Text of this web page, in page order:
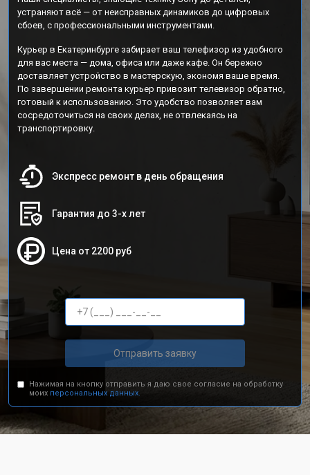
устраняют всё — от неисправных динамиков до цифровых
сбоев, с профессиональными инструментами.
Курьер в Екатеринбурге забирает ваш телефизор из удобного
для вас места — дома, офиса или даже кафе. Он бережно
доставляет устройство в мастерскую, экономя ваше время.
По завершении ремонта курьер привозит телевизор обратно,
готовый к использованию. Это удобство позволяет вам
сосредоточиться на своих делах, не отвлекаясь на
транспортировку.
Экспресс ремонт в день обращения
Гарантия до 3-х лет
Цена от 2200 руб
Отправить заявку
Нажимая на кнопку отправить я даю свое согласие на обработку
моих персональных данных.